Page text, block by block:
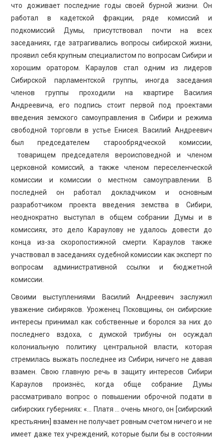
что доживает последние годы своей бурной жизни. Он
работал в кадетской фракции, ряде комиссий и
подкомиссий Думы, присутствовал почти на всех
заседаниях, где затрагивались вопросы сибирской жизни,
проявил себя крупным специалистом по вопросам Сибири и
хорошим оратором. Караулов стал одним из лидеров
Сибирской парламентской группы, иногда заседания
членов группы проходили на квартире Василия
Андреевича, его подпись стоит первой под проектами
введения земского самоуправления в Сибири и режима
свободной торговли в устье Енисея. Василий Андреевич
был председателем старообрядческой комиссии,
товарищем председателя вероисповедной и членом
церковной комиссий, а также членом переселенческой
комиссии и комиссии о местном самоуправлении. В
последней он работал докладчиком и основным
разработчиком проекта введения земства в Сибири,
неоднократно выступал в общем собрании Думы и в
комиссиях, это дело Караулову не удалось довести до
конца из-за скоропостижной смерти. Караулов также
участвовал в заседаниях судебной комиссии как эксперт по
вопросам административной ссылки и бюджетной
комиссии.
Своими выступлениями Василий Андреевич заслужил
уважение сибиряков. Уроженец Псковщины, он сибирские
интересы принимал как собственные и боролся за них до
последнего вздоха, с думской трибуны он осуждал
колониальную политику центральной власти, которая
стремилась выжать последнее из Сибири, ничего не давая
взамен. Свою главную речь в защиту интересов Сибири
Караулов произнёс, когда обще собрание Думы
рассматривало вопрос о повышении оброчной подати в
сибирских губерниях: «… Платя … очень много, он [сибирский
крестьянин] взамен не получает ровным счетом ничего и не
имеет даже тех учреждений, которые были бы в состоянии